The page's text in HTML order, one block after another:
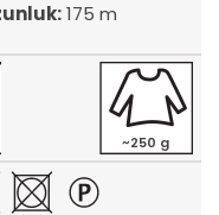
175 m
~250 g